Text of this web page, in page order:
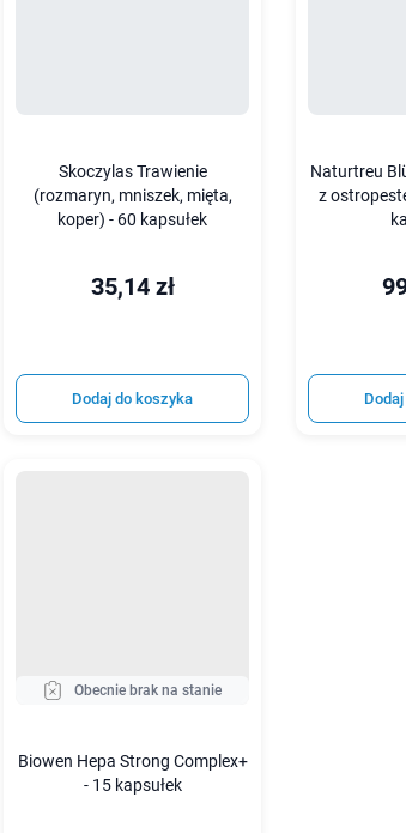
Skoczylas Trawienie
(rozmaryn, mniszek, mięta,
koper) - 60 kapsułek
35,14 zł
Dodaj do koszyka
Naturtreu
z
Obecnie brak na stanie
Biowen Hepa Strong Complex+
- 15 kapsułek